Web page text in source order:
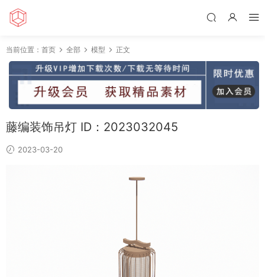
当前位置： 首页 全部 模型 正文
藤编装饰吊灯 ID：2023032045
2023-03-20